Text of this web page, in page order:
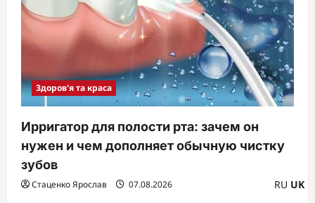
Здоров'я та краса
Ирригатор для полости рта: зачем он
нужен и чем дополняет обычную чистку
зубов
Стаценко Ярослав 07.08.2026 RU UK